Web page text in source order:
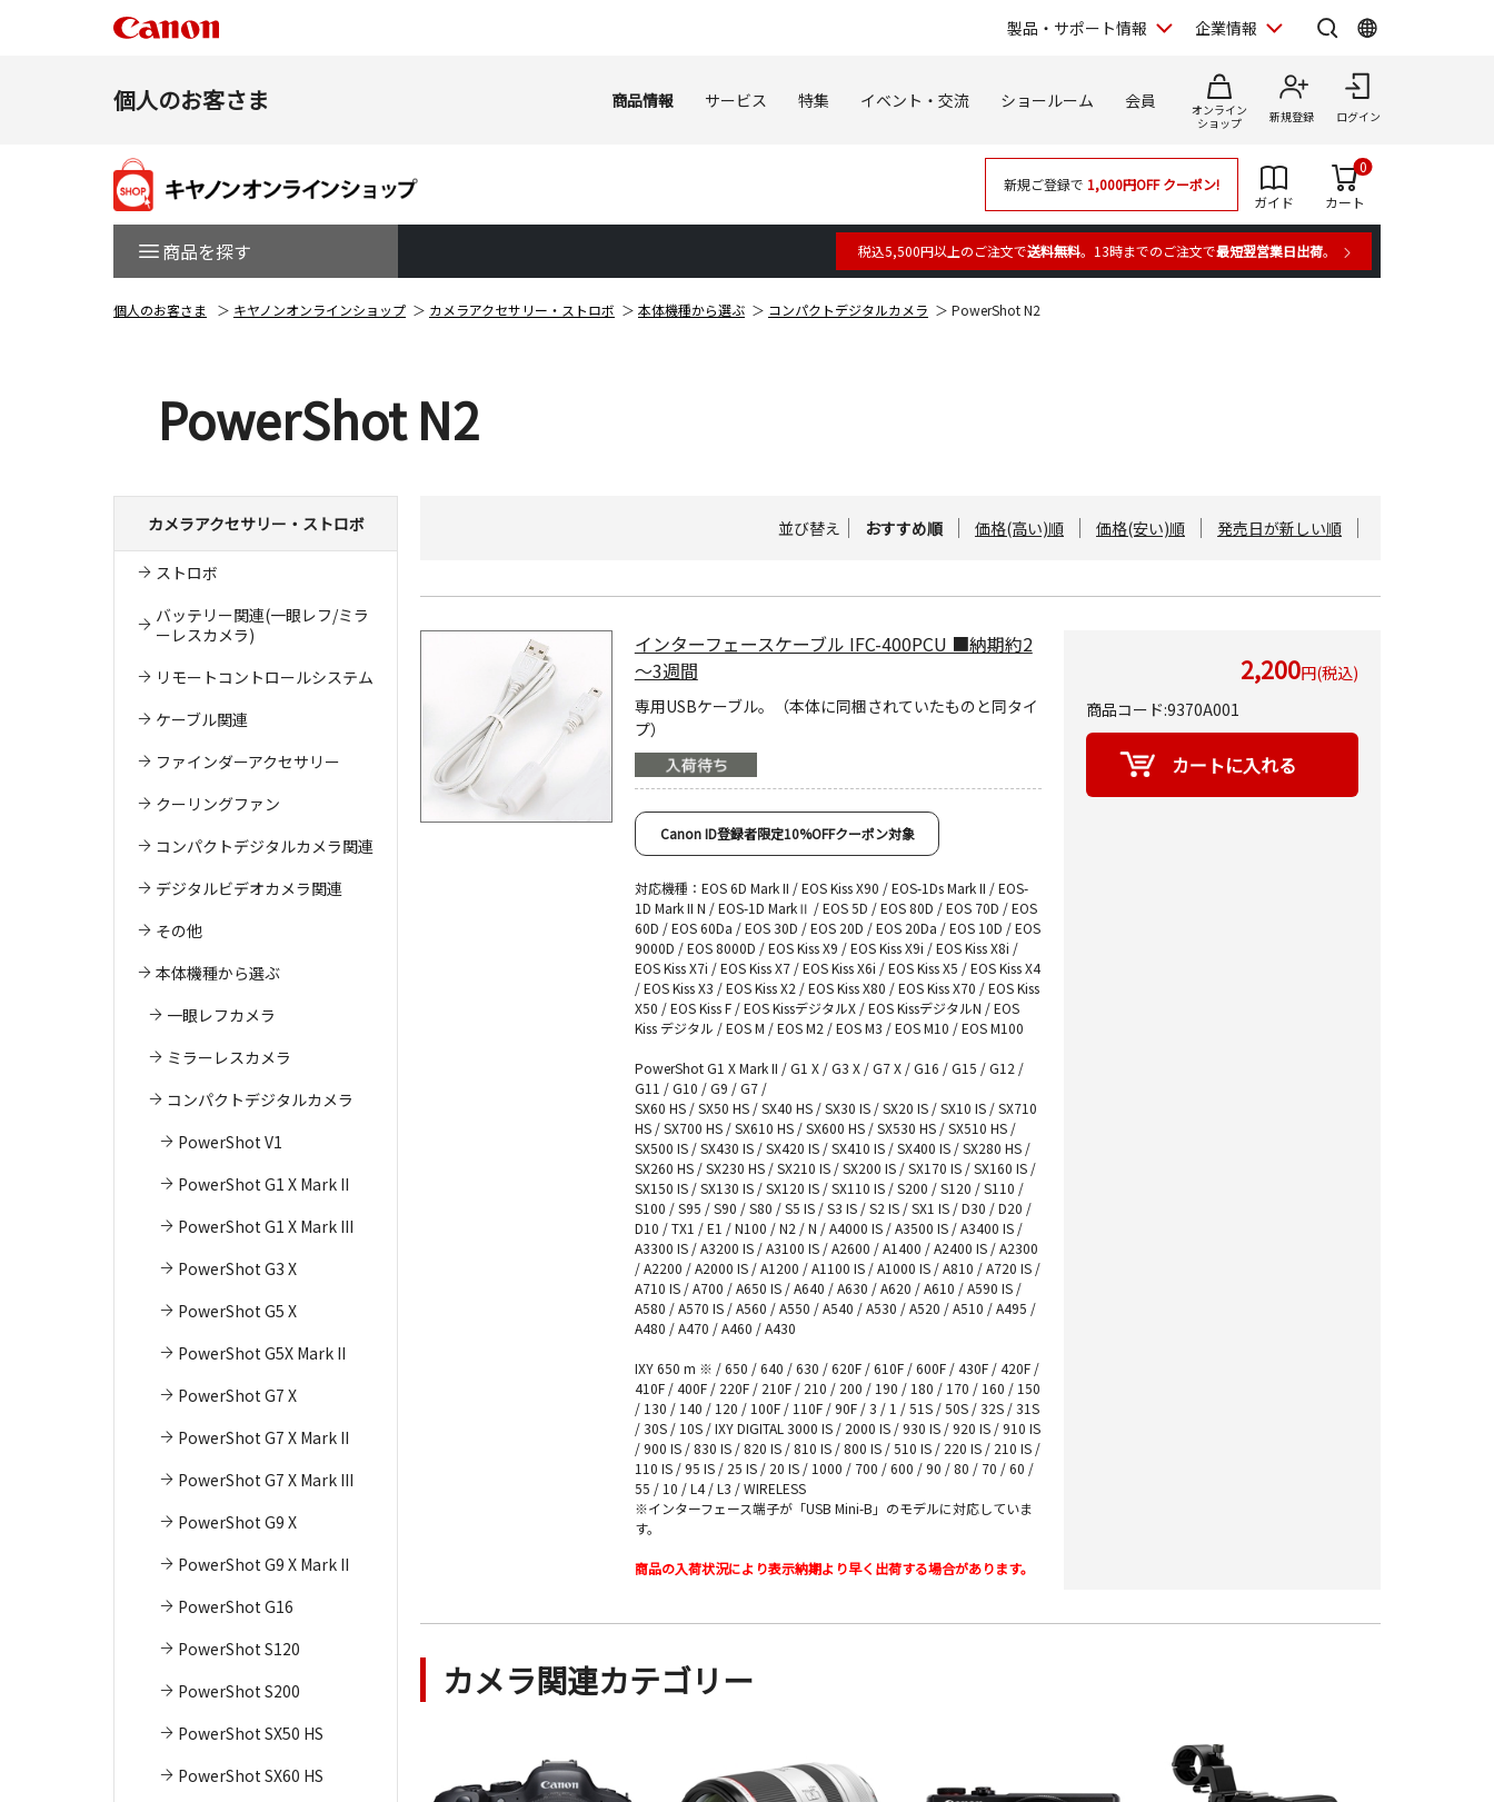
製品・サポート情報 企業情報
個人のお客さま 商品情報 サービス 特集 イベント・交流 ショールーム 会員
オンライン
ショップ
新規登録 ログイン
商品を探す
新規ご登録で 1,000円OFFクーポン!
ガイド
カート
0
税込5,500円以上のご注文で送料無料。13時までのご注文で最短翌営業日出荷。
個人のお客さま キヤノンオンラインショップ カメラアクセサリー・ストロボ 本体機種から選ぶ コンパクトデジタルカメラ PowerShot N2
PowerShot N2
カメラアクセサリー・ストロボ
ストロボ
バッテリー関連(一眼レフ/ミラ
ーレスカメラ)
リモートコントロールシステム
ケーブル関連
ファインダーアクセサリー
クーリングファン
コンパクトデジタルカメラ関連
デジタルビデオカメラ関連
その他
本体機種から選ぶ
一眼レフカメラ
ミラーレスカメラ
コンパクトデジタルカメラ
PowerShot V1
PowerShot G1 X Mark II
PowerShot G1 X Mark III
PowerShot G3 X
PowerShot G5 X
PowerShot G5X Mark II
PowerShot G7 X
PowerShot G7 X Mark II
PowerShot G7 X Mark III
PowerShot G9 X
PowerShot G9 X Mark II
PowerShot G16
PowerShot S120
PowerShot S200
PowerShot SX50 HS
PowerShot SX60 HS
並び替え おすすめ順 価格(高い)順 価格(安い)順 発売日が新しい順
インターフェースケーブル IFC-400PCU ■納期約2
～3週間
専用USBケーブル。（本体に同梱されていたものと同タイ
プ）
Canon ID登録者限定10%OFFクーポン対象
対応機種：EOS 6D Mark II / EOS Kiss X90 / EOS-1Ds Mark II / EOS-
1D Mark II N / EOS-1D MarkⅡ / EOS 5D / EOS 80D / EOS 70D / EOS
60D / EOS 60Da / EOS 30D / EOS 20D / EOS 20Da / EOS 10D / EOS
9000D / EOS 8000D / EOS Kiss X9 / EOS Kiss X9i / EOS Kiss X8i /
EOS Kiss X7i / EOS Kiss X7 / EOS Kiss X6i / EOS Kiss X5 / EOS Kiss X4
/ EOS Kiss X3 / EOS Kiss X2 / EOS Kiss X80 / EOS Kiss X70 / EOS Kiss
X50 / EOS Kiss F / EOS KissデジタルX / EOS KissデジタルN / EOS
Kiss デジタル / EOS M / EOS M2 / EOS M3 / EOS M10 / EOS M100
PowerShot G1 X Mark II / G1 X / G3 X / G7 X / G16 / G15 / G12 /
G11 / G10 / G9 / G7 /
SX60 HS / SX50 HS / SX40 HS / SX30 IS / SX20 IS / SX10 IS / SX710
HS / SX700 HS / SX610 HS / SX600 HS / SX530 HS / SX510 HS /
SX500 IS / SX430 IS / SX420 IS / SX410 IS / SX400 IS / SX280 HS /
SX260 HS / SX230 HS / SX210 IS / SX200 IS / SX170 IS / SX160 IS /
SX150 IS / SX130 IS / SX120 IS / SX110 IS / S200 / S120 / S110 /
S100 / S95 / S90 / S80 / S5 IS / S3 IS / S2 IS / SX1 IS / D30 / D20 /
D10 / TX1 / E1 / N100 / N2 / N / A4000 IS / A3500 IS / A3400 IS /
A3300 IS / A3200 IS / A3100 IS / A2600 / A1400 / A2400 IS / A2300
/ A2200 / A2000 IS / A1200 / A1100 IS / A1000 IS / A810 / A720 IS /
A710 IS / A700 / A650 IS / A640 / A630 / A620 / A610 / A590 IS /
A580 / A570 IS / A560 / A550 / A540 / A530 / A520 / A510 / A495 /
A480 / A470 / A460 / A430
IXY 650 m ※ / 650 / 640 / 630 / 620F / 610F / 600F / 430F / 420F /
410F / 400F / 220F / 210F / 210 / 200 / 190 / 180 / 170 / 160 / 150
/ 130 / 140 / 120 / 100F / 110F / 90F / 3 / 1 / 51S / 50S / 32S / 31S
/ 30S / 10S / IXY DIGITAL 3000 IS / 2000 IS / 930 IS / 920 IS / 910 IS
/ 900 IS / 830 IS / 820 IS / 810 IS / 800 IS / 510 IS / 220 IS / 210 IS /
110 IS / 95 IS / 25 IS / 20 IS / 1000 / 700 / 600 / 90 / 80 / 70 / 60 /
55 / 10 / L4 / L3 / WIRELESS
※インターフェース端子が「USB Mini-B」のモデルに対応していま
す。
商品の入荷状況により表示納期より早く出荷する場合があります。
2,200円(税込)
商品コード:9370A001
カメラ関連カテゴリー